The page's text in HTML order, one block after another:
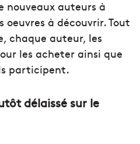
nouveaux auteurs à
oeuvres à découvrir. Tout
chaque auteur, les
les acheter ainsi que
participent.
délaissé sur le